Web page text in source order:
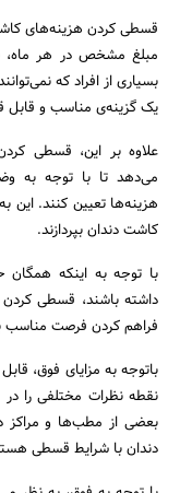
قسطی کردن هزینه‌های
مبلغ مشخص در هر ماه،
بسیاری از افراد که
یک گزینه‌ی مناسب و قابل
علاوه بر این، قسطی
می‌دهد تا با توجه به
هزینه‌ها تعیین کنند. این
کاشت دندان بپردازند.
با توجه به اینکه
داشته باشند، قسطی
فراهم کردن فرصت مناسب
باتوجه به مزایای فوق،
نقطه نظرات مختلفی را
بعضی از مطب‌ها و مراکز
دندان با شرایط قسطی